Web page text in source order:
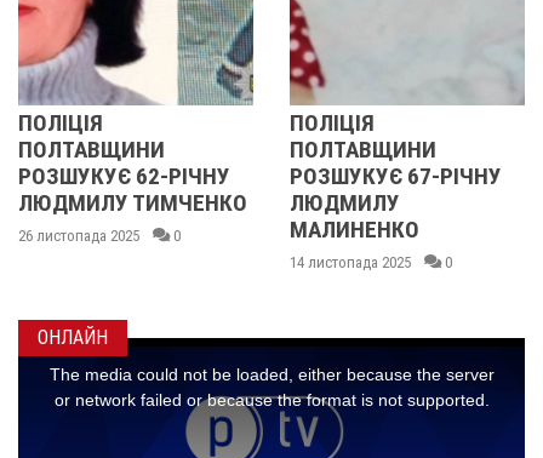
62-РІЧНУ
ТИМЧЕНКО
2025 0
ПОЛІЦІЯ
ПОЛТАВЩИНИ
РОЗШУКУЄ 67-РІЧНУ
ЛЮДМИЛУ
МАЛИНЕНКО
14 листопада 2025 0
ОНЛАЙН